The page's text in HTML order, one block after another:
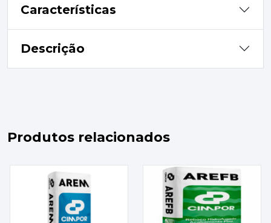
Características
Descrição
Produtos relacionados